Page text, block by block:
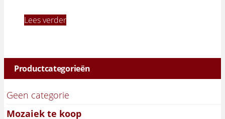
Lees verder
Productcategorieën
Geen categorie
Mozaiek te koop